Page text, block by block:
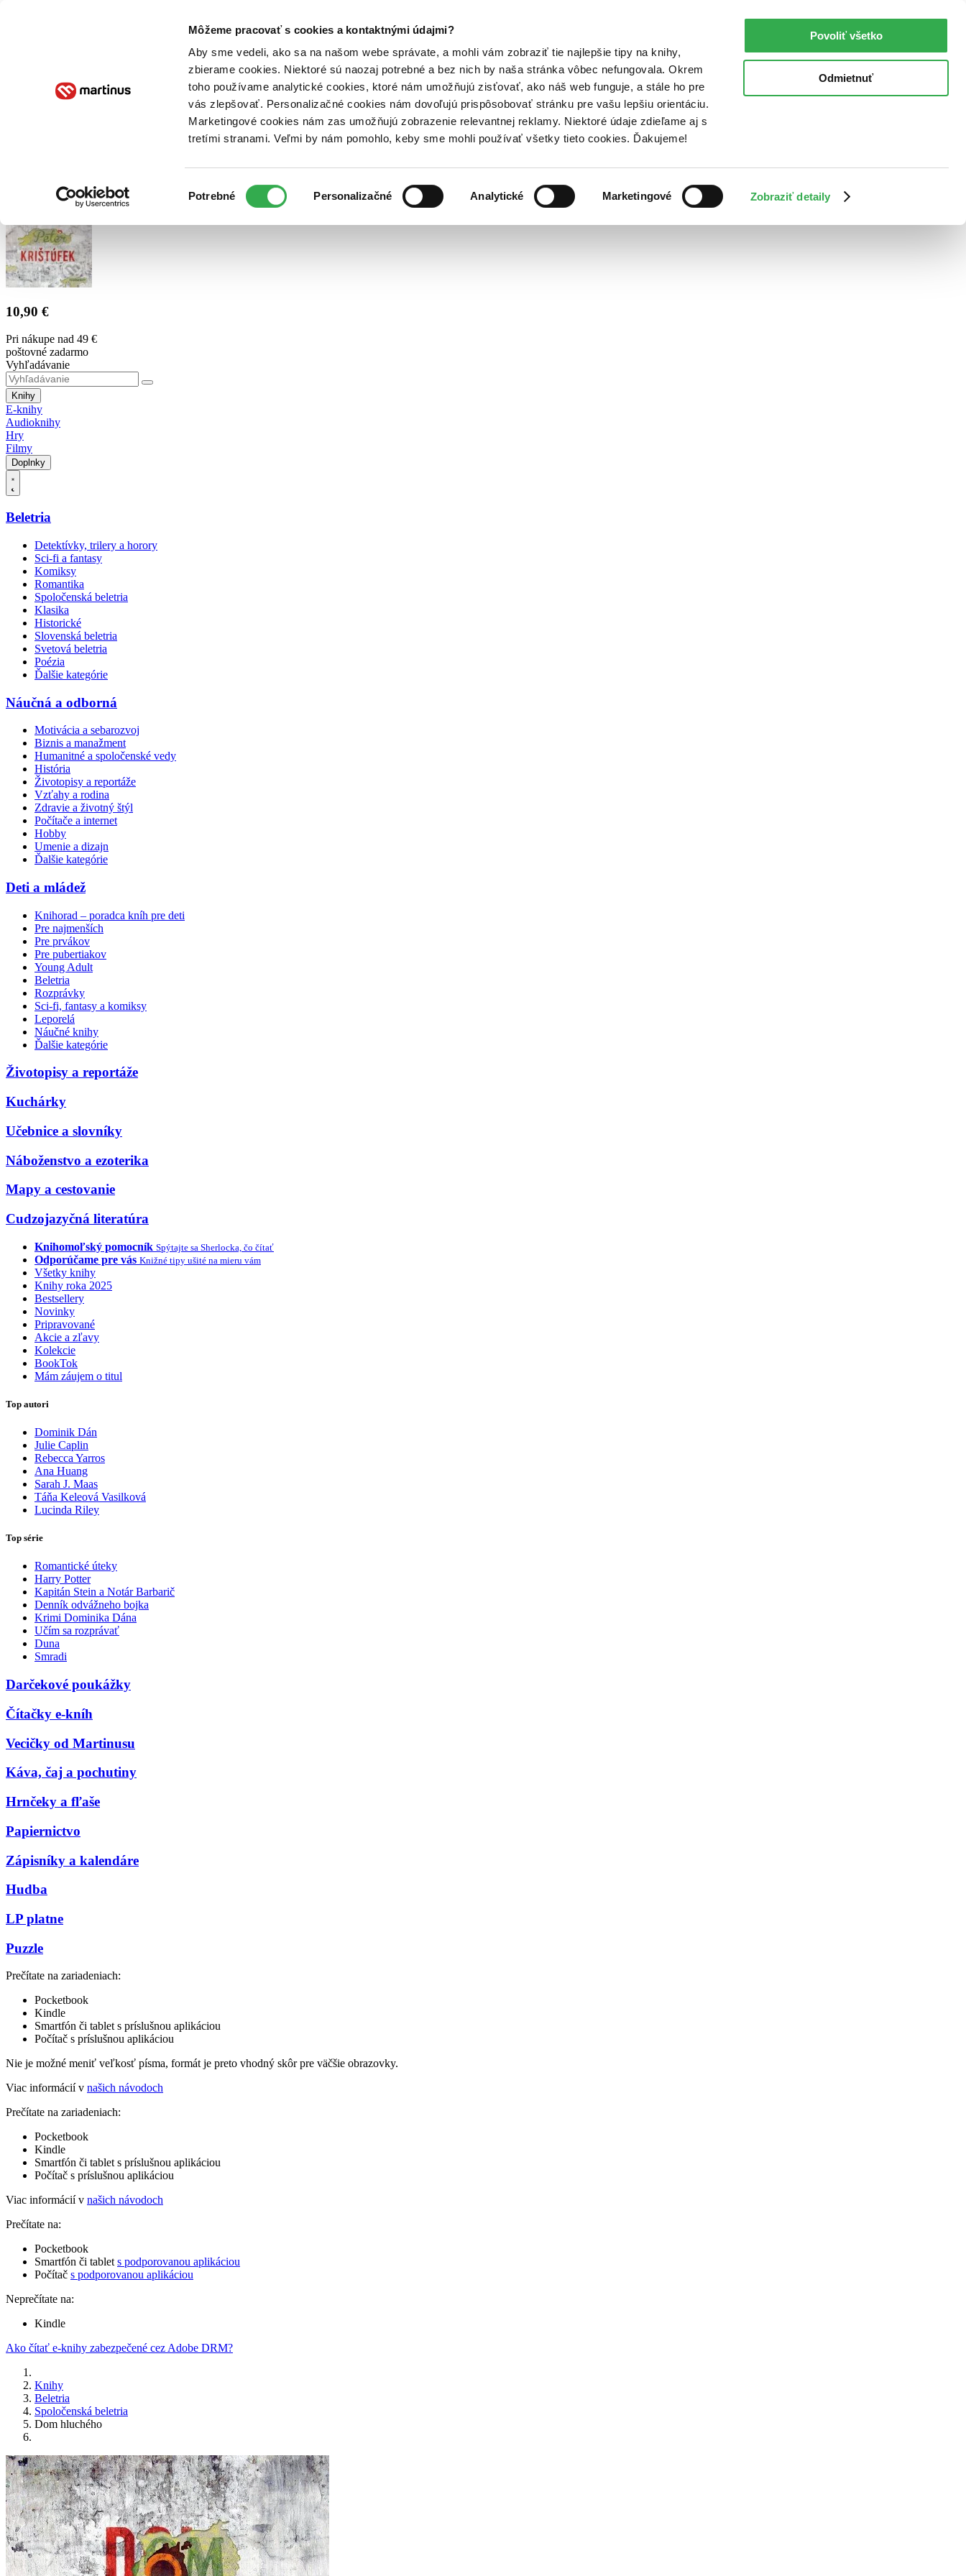
Môžeme pracovať s cookies a kontaktnými údajmi?
Aby sme vedeli, ako sa na našom webe správate, a mohli vám zobraziť tie najlepšie tipy na knihy,
zbierame cookies. Niektoré sú naozaj potrebné a bez nich by naša stránka vôbec nefungovala. Okrem
toho používame analytické cookies, ktoré nám umožňujú zisťovať, ako náš web funguje, a stále ho pre
vás zlepšovať. Personalizačné cookies nám dovoľujú prispôsobovať stránku pre vašu lepšiu orientáciu.
Marketingové cookies nám zas umožňujú zobrazenie relevantnej reklamy. Niektoré údaje zdieľame aj s
tretími stranami. Veľmi by nám pomohlo, keby sme mohli používať všetky tieto cookies. Ďakujeme!
súhlasu
Potrebné Personalizačné Analytické Marketingové Zobraziť detaily
Povoliť všetko
Odmietnuť
Poukážky Kontakt
10,90 €
Pri nákupe nad 49 €
poštovné zadarmo
Vyhľadávanie
Knihy
E-knihy
Audioknihy
Hry
Filmy
Doplnky
Beletria
Detektívky, trilery a horory
Sci-fi a fantasy
Komiksy
Romantika
Spoločenská beletria
Klasika
Historické
Slovenská beletria
Svetová beletria
Poézia
Ďalšie kategórie
Náučná a odborná
Motivácia a sebarozvoj
Biznis a manažment
Humanitné a spoločenské vedy
História
Životopisy a reportáže
Vzťahy a rodina
Zdravie a životný štýl
Počítače a internet
Hobby
Umenie a dizajn
Ďalšie kategórie
Deti a mládež
Knihorad – poradca kníh pre deti
Pre najmenších
Pre prvákov
Pre pubertiakov
Young Adult
Beletria
Rozprávky
Sci-fi, fantasy a komiksy
Leporelá
Náučné knihy
Ďalšie kategórie
Životopisy a reportáže
Kuchárky
Učebnice a slovníky
Náboženstvo a ezoterika
Mapy a cestovanie
Cudzojazyčná literatúra
Knihomoľský pomocník Spýtajte sa Sherlocka, čo čítať
Odporúčame pre vás Knižné tipy ušité na mieru vám
Všetky knihy
Knihy roka 2025
Bestsellery
Novinky
Pripravované
Akcie a zľavy
Kolekcie
BookTok
Mám záujem o titul
Top autori
Dominik Dán
Julie Caplin
Rebecca Yarros
Ana Huang
Sarah J. Maas
Táňa Keleová Vasilková
Lucinda Riley
Top série
Romantické úteky
Harry Potter
Kapitán Stein a Notár Barbarič
Denník odvážneho bojka
Krimi Dominika Dána
Učím sa rozprávať
Duna
Smradi
Darčekové poukážky
Čítačky e-kníh
Vecičky od Martinusu
Káva, čaj a pochutiny
Hrnčeky a fľaše
Papiernictvo
Zápisníky a kalendáre
Hudba
LP platne
Puzzle
Prečítate na zariadeniach:
Pocketbook
Kindle
Smartfón či tablet s príslušnou aplikáciou
Počítač s príslušnou aplikáciou
Nie je možné meniť veľkosť písma, formát je preto vhodný skôr pre väčšie obrazovky.
Viac informácií v našich návodoch
Prečítate na zariadeniach:
Pocketbook
Kindle
Smartfón či tablet s príslušnou aplikáciou
Počítač s príslušnou aplikáciou
Viac informácií v našich návodoch
Prečítate na:
Pocketbook
Smartfón či tablet s podporovanou aplikáciou
Počítač s podporovanou aplikáciou
Neprečítate na:
Kindle
Ako čítať e-knihy zabezpečené cez Adobe DRM?
Knihy
Beletria
Spoločenská beletria
Dom hluchého